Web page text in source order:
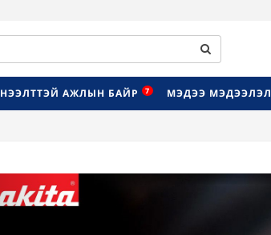
НЭЭЛТТЭЙ АЖЛЫН БАЙР 7 МЭДЭЭ МЭДЭЭЛЭЛ
Previous